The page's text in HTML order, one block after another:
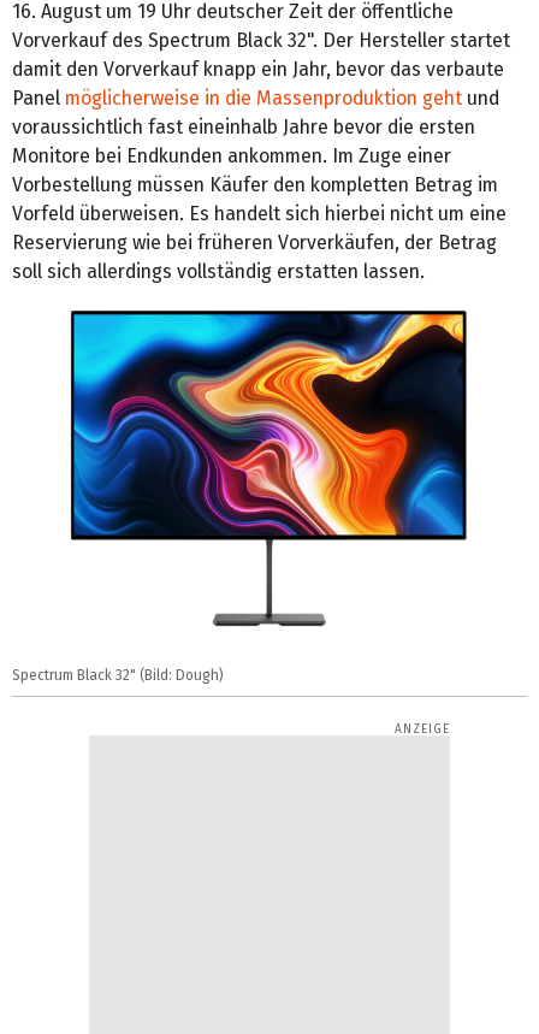
16. August um 19 Uhr deutscher Zeit der öffentliche
Vorverkauf des Spectrum Black 32". Der Hersteller startet
damit den Vorverkauf knapp ein Jahr, bevor das verbaute
Panel möglicherweise in die Massenproduktion geht und
voraussichtlich fast eineinhalb Jahre bevor die ersten
Monitore bei Endkunden ankommen. Im Zuge einer
Vorbestellung müssen Käufer den kompletten Betrag im
Vorfeld überweisen. Es handelt sich hierbei nicht um eine
Reservierung wie bei früheren Vorverkäufen, der Betrag
soll sich allerdings vollständig erstatten lassen.
Spectrum Black 32" (Bild: Dough)